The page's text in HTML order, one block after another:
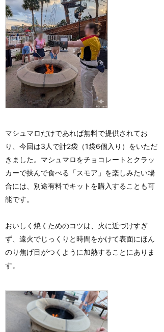
マシュマロだけであれば無料で提供されてお
り、今回は3人で計2袋（1袋6個入り）をいただ
きました。マシュマロをチョコレートとクラッ
カーで挟んで食べる「スモア」を楽しみたい場
合には、別途有料でキットを購入することも可
能です。
おいしく焼くためのコツは、火に近づけすぎ
ず、遠火でじっくりと時間をかけて表面にほん
のり焦げ目がつくように加熱することにありま
す。